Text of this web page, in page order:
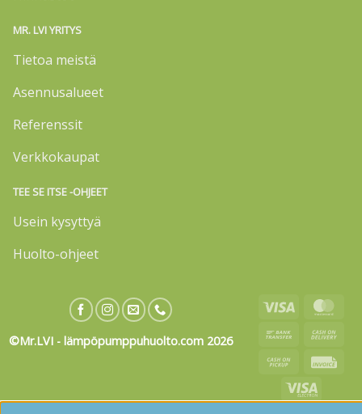
MR. LVI YRITYS
Tietoa meistä
Asennusalueet
Referenssit
Verkkokaupat
TEE SE ITSE -OHJEET
Usein kysyttyä
Huolto-ohjeet
©Mr.LVI - lämpöpumppuhuolto.com 2026
Visa
Bank
Cash
on
Pickup
Visa
Electron